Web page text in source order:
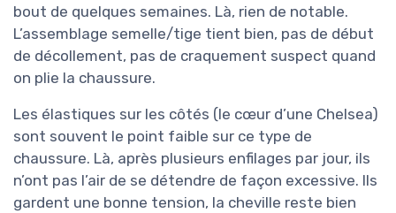
bout de quelques semaines. Là, rien de notable.
L’assemblage semelle/tige tient bien, pas de début
de décollement, pas de craquement suspect quand
on plie la chaussure.
Les élastiques sur les côtés (le cœur d’une Chelsea)
sont souvent le point faible sur ce type de
chaussure. Là, après plusieurs enfilages par jour, ils
n’ont pas l’air de se détendre de façon excessive. Ils
gardent une bonne tension, la cheville reste bien